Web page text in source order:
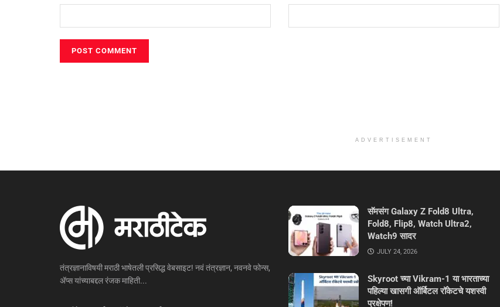
ADVERTISEMENT
तंत्रज्ञानाविषयी मराठी भाषेतली प्रसिद्ध वेबसाइट! नवं तंत्रज्ञान, नवनवे फोन्स,
ॲप्स यांच्याबद्दल रंजक माहिती...
सॅमसंग Galaxy Z Fold8 Ultra,
Fold8, Flip8, Watch Ultra2,
Watch9 सादर
JULY 24, 2026
Skyroot च्या Vikram-1 या भारताच्या
पहिल्या खासगी ऑर्बिटल रॉकेटचे यशस्वी
प्रक्षेपण!